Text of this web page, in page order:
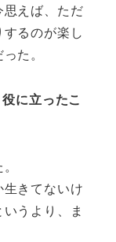
えば、ただ
るのが楽し
た。
に立ったこ
きてないけ
うより、ま